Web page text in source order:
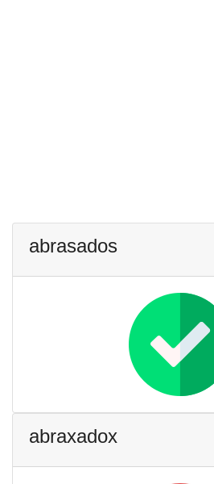
abrasados
abraxadox